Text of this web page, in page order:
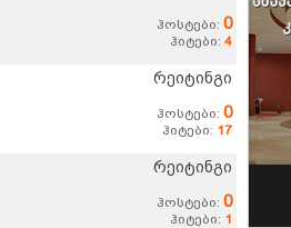
ჰოსტები: 0
ჰიტები: 4
რეიტინგი
ჰოსტები: 0
ჰიტები: 17
რეიტინგი
ჰოსტები: 0
ჰიტები: 1